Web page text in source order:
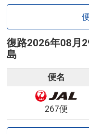
復路2026年08月
島
便名
267便